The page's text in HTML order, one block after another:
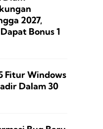
2027,
Bonus 1
Fitur Windows
Dalam 30